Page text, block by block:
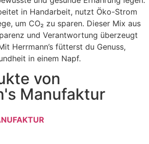
in Handarbeit, nutzt Öko-Strom
um CO₂ zu sparen. Dieser Mix aus
und Verantwortung überzeugt
Herrmann’s fütterst du Genuss,
in einem Napf.
von
Manufaktur